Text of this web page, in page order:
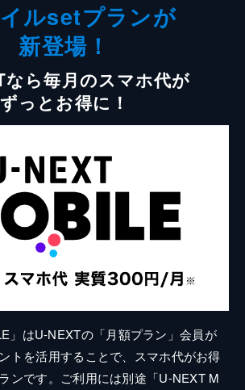
ルsetプランが
新登場！
なら毎月のスマホ代が
ずっとお得に！
」はU-NEXTの「月額プラン」会員が
トを活用することで、スマホ代がお得
ンです。ご利用には別途「U-NEXT M